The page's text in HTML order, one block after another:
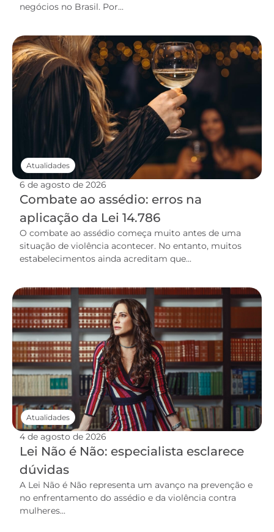
negócios no Brasil. Por...
6 de agosto de 2026
Combate ao assédio: erros na
aplicação da Lei 14.786
O combate ao assédio começa muito antes de uma
situação de violência acontecer. No entanto, muitos
estabelecimentos ainda acreditam que...
Atualidades
4 de agosto de 2026
Lei Não é Não: especialista esclarece
dúvidas
A Lei Não é Não representa um avanço na prevenção e
no enfrentamento do assédio e da violência contra
mulheres...
Atualidades